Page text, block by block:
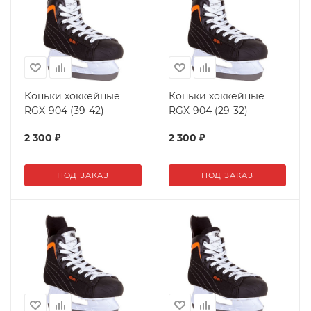
Коньки хоккейные
RGX-904 (39-42)
2 300 ₽
ПОД ЗАКАЗ
Коньки хоккейные
RGX-904 (29-32)
2 300 ₽
ПОД ЗАКАЗ